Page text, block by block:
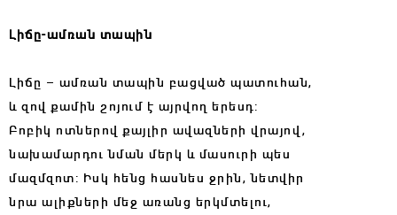
Լիճը-ամռան տապին
Լիճը – ամռան տապին բացված պատուհան,
և զով քամին շոյում է այրվող երեսդ:
Բոբիկ ոտներով քայլիր ավազների վրայով,
նախամարդու նման մերկ և մասուրի պես
մազմզոտ: Իսկ հենց հասնես ջրին, նետվիր
նրա ալիքների մեջ առանց երկմտելու,